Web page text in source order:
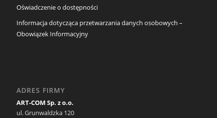
Oświadczenie o dostępności
Informacja dotycząca przetwarzania danych osobowych –
Obowiązek Informacyjny
ADRES FIRMY
ART-COM Sp. z o.o.
ul. Grunwaldzka 120